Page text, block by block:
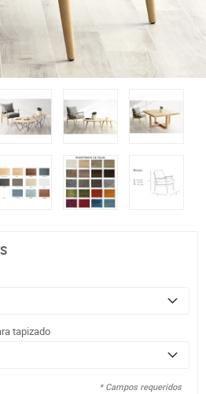
tapizado
* Campos requeridos